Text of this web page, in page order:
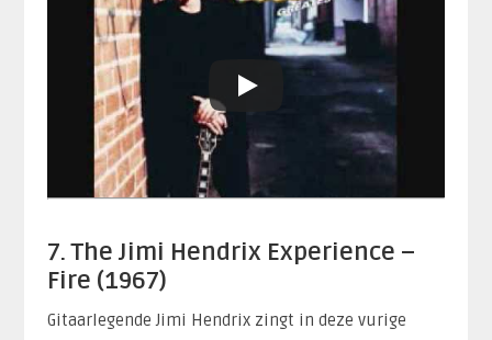
7. The Jimi Hendrix Experience –
Fire (1967)
Gitaarlegende Jimi Hendrix zingt in deze vurige